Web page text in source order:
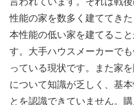
性能の家を数多く建ててき
本性能の低い家を建てるこ
す。大手ハウスメーカーで
っている現状です。また家
について知識が乏しく、基
とを認識できていません。